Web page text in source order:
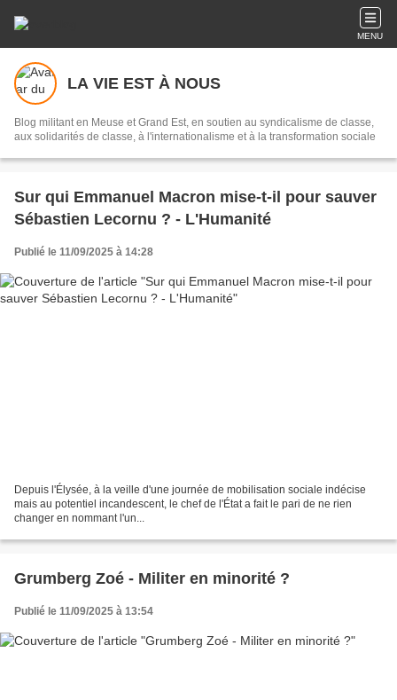
MENU
LA VIE EST À NOUS
Blog militant en Meuse et Grand Est, en soutien au syndicalisme de classe,
aux solidarités de classe, à l'internationalisme et à la transformation sociale
Sur qui Emmanuel Macron mise-t-il pour sauver
Sébastien Lecornu ? - L'Humanité
Publié le 11/09/2025 à 14:28
Depuis l'Élysée, à la veille d'une journée de mobilisation sociale indécise
mais au potentiel incandescent, le chef de l'État a fait le pari de ne rien
changer en nommant l'un...
Grumberg Zoé - Militer en minorité ?
Publié le 11/09/2025 à 13:54